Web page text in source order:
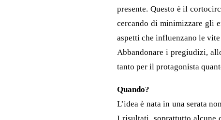
presente. Questo è il
cercando di minimizzare gli
aspetti che influenzano le
Abbandonare i pregiudizi,
tanto per il protagonista
Quando?
L’idea è nata in una serata